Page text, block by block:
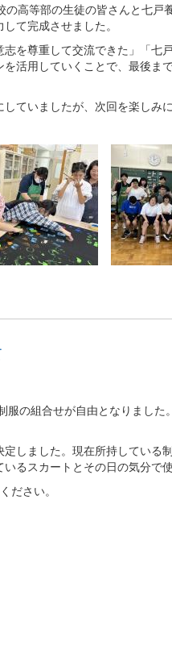
高等部の生徒の皆さんと七戸
て完成させました。
を尊重して交流できた」「七
活用していくことで、最後ま
いましたが、次回を楽しみ
の組合せが自由となりまし
しました。現在所持している
るスカートとその日の気分で
ださい。